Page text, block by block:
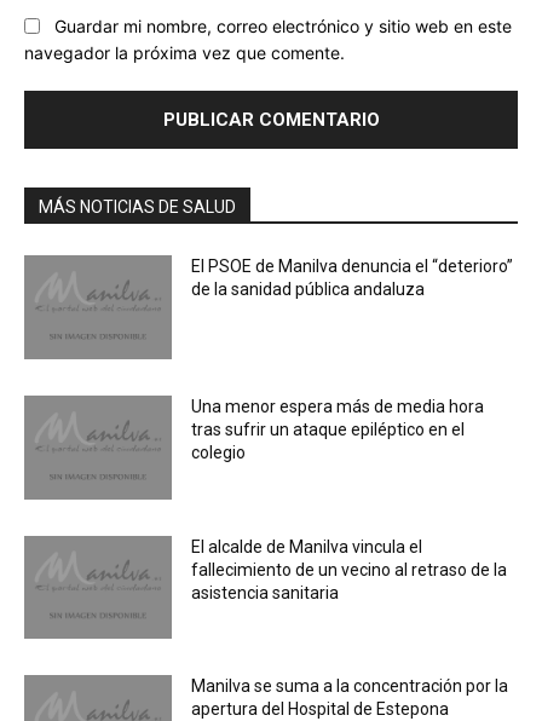
Guardar mi nombre, correo electrónico y sitio web en este
navegador la próxima vez que comente.
MÁS NOTICIAS DE SALUD
El PSOE de Manilva denuncia el “deterioro”
de la sanidad pública andaluza
Una menor espera más de media hora
tras sufrir un ataque epiléptico en el
colegio
El alcalde de Manilva vincula el
fallecimiento de un vecino al retraso de la
asistencia sanitaria
Manilva se suma a la concentración por la
apertura del Hospital de Estepona